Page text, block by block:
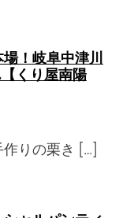
！岐阜中津川
くり屋南陽
りの栗き […]